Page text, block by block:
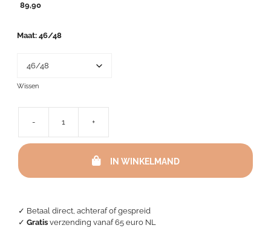
✓ Betaal direct, achteraf of gespreid
✓ Gratis verzending vanaf 65 euro NL
89,90
Maat 46/48
Wissen
-
heren
+
IN WINKELMAND